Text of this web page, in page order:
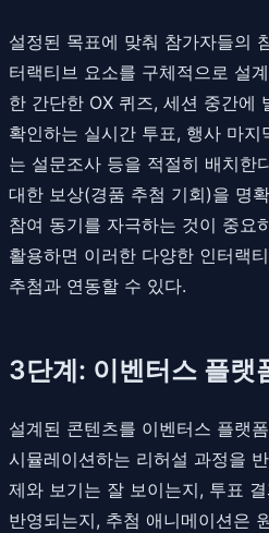
설정된 목표에 맞춰 참가자들의
터랙티브 요소를 구체적으로 설
한 간단한 OX 퀴즈, 세션 중간에
확인하는 실시간 투표, 행사 마
는 설문조사 등을 적절히 배치한
대한 보상(경품 추첨 기회)을 명
참여 동기를 자극하는 것이 중
활용하면 이러한 다양한 인터랙
추첨과 연동할 수 있다.
3단계: 이벤터스 플랫
설계된 콘텐츠를 이벤터스 플랫
시뮬레이션하는 리허설 과정을
제와 보기는 잘 보이는지, 투표
반영되는지, 추첨 애니메이션은